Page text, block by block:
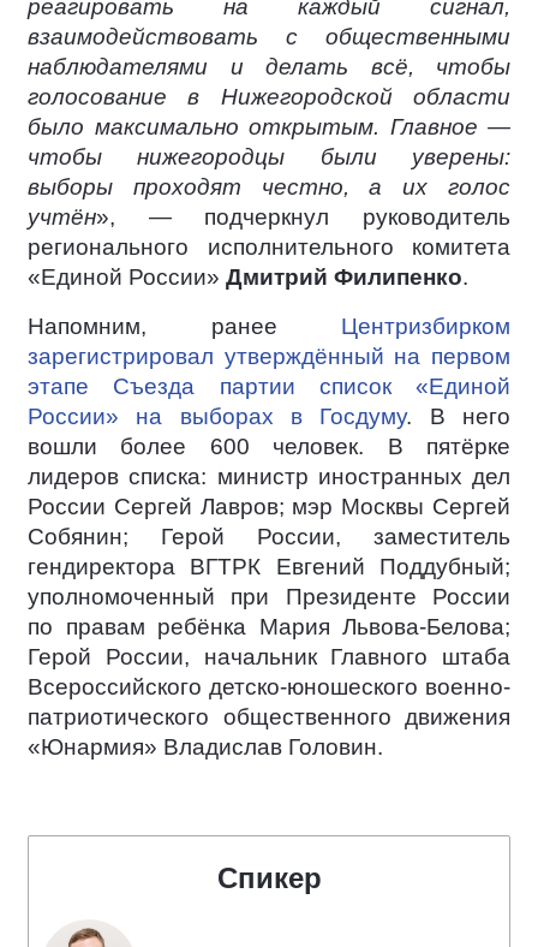
реагировать на каждый сигнал,
взаимодействовать с общественными
наблюдателями и делать всё, чтобы
голосование в Нижегородской области
было максимально открытым. Главное —
чтобы нижегородцы были уверены:
выборы проходят честно, а их голос
учтён», — подчеркнул руководитель
регионального исполнительного комитета
«Единой России» Дмитрий Филипенко.
Напомним, ранее Центризбирком
зарегистрировал утверждённый на первом
этапе Съезда партии список «Единой
России» на выборах в Госдуму. В него
вошли более 600 человек. В пятёрке
лидеров списка: министр иностранных дел
России Сергей Лавров; мэр Москвы Сергей
Собянин; Герой России, заместитель
гендиректора ВГТРК Евгений Поддубный;
уполномоченный при Президенте России
по правам ребёнка Мария Львова-Белова;
Герой России, начальник Главного штаба
Всероссийского детско-юношеского военно-
патриотического общественного движения
«Юнармия» Владислав Головин.
Спикер